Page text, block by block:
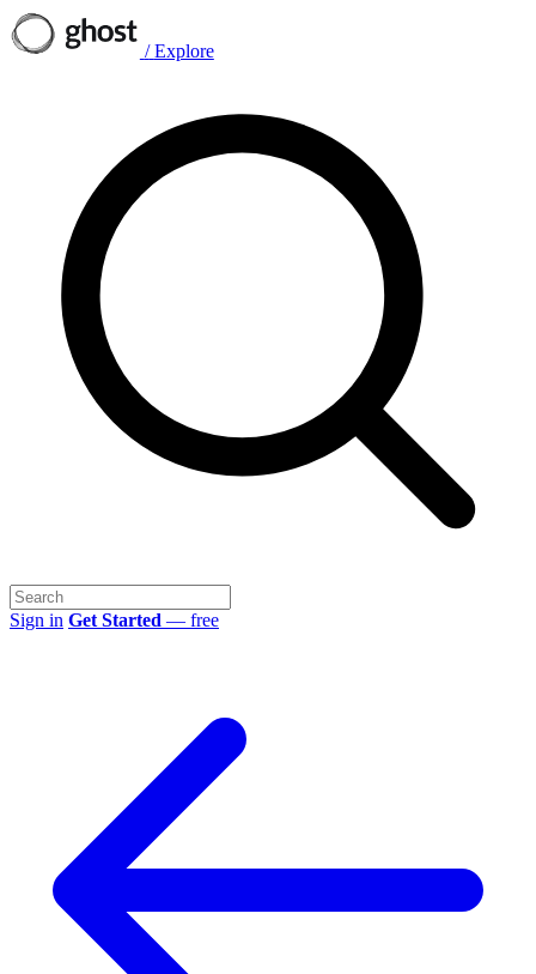
/ Explore
Sign in Get Started — free